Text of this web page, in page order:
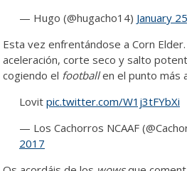
— Hugo (@hugacho14) January
Esta vez enfrentándose a Corn
aceleración, corte seco y salto
cogiendo el footballen el punto más
Lovit pic.twitter.com/W1j3tFYbXi
— Los Cachorros NCAAF
2017